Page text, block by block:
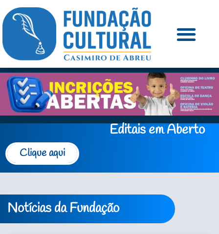
Editais em Aberto
Clique aqui
Notícias da Fundação